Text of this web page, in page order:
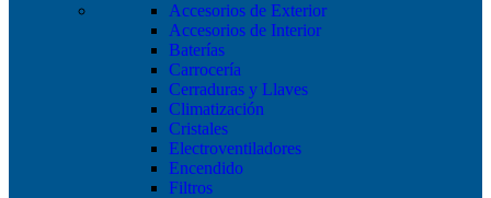
Accesorios de Exterior
Accesorios de Interior
Baterías
Carrocería
Cerraduras y Llaves
Climatización
Cristales
Electroventiladores
Encendido
Filtros